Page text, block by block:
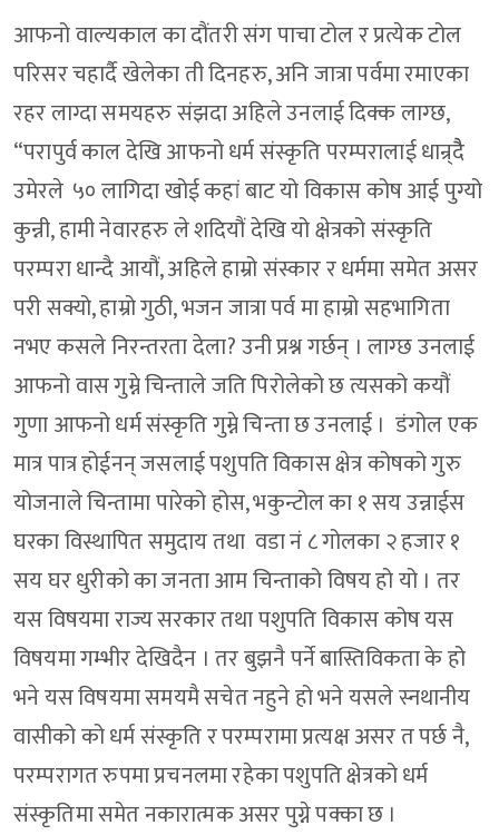
आफनो वाल्यकाल का दौंतरी संग पाचा टोल र प्रत्येक टोल
परिसर चहार्दै खेलेका ती दिनहरु, अनि जात्रा पर्वमा रमाएका
रहर लाग्दा समयहरु संझदा अहिले उनलाई दिक्क लाग्छ,
“परापुर्व काल देखि आफनो धर्म संस्कृति परम्परालाई धान्र्दैै
उमेरले ५० लागिदा खोई कहां बाट यो विकास कोष आई पुग्यो
कुन्नी, हामी नेवारहरु ले शदियौं देखि यो क्षेत्रको संस्कृति
परम्परा धान्दै आयौं, अहिले हाम्रो संस्कार र धर्ममा समेत असर
परी सक्यो, हाम्रो गुठी, भजन जात्रा पर्व मा हाम्रो सहभागिता
नभए कसले निरन्तरता देला? उनी प्रश्न गर्छन् । लाग्छ उनलाई
आफनो वास गुम्ने चिन्ताले जति पिरोलेको छ त्यसको कयौं
गुणा आफनो धर्म संस्कृति गुम्ने चिन्ता छ उनलाई । डंगोल एक
मात्र पात्र होईनन् जसलाई पशुपति विकास क्षेत्र कोषको गुरु
योजनाले चिन्तामा पारेको होस, भकुन्टोल का १ सय उन्नाईस
घरका विस्थापित समुदाय तथा वडा नं ८ गोलका २ हजार १
सय घर धुरीको का जनता आम चिन्ताको विषय हो यो । तर
यस विषयमा राज्य सरकार तथा पशुपति विकास कोष यस
विषयमा गम्भीर देखिदैन । तर बुझनै पर्ने बास्तिविकता के हो
भने यस विषयमा समयमै सचेत नहुने हो भने यसले स्नथानीय
वासीको को धर्म संस्कृति र परम्परामा प्रत्यक्ष असर त पर्छ नै,
परम्परागत रुपमा प्रचनलमा रहेका पशुपति क्षेत्रको धर्म
संस्कृतिमा समेत नकारात्मक असर पुग्ने पक्का छ ।